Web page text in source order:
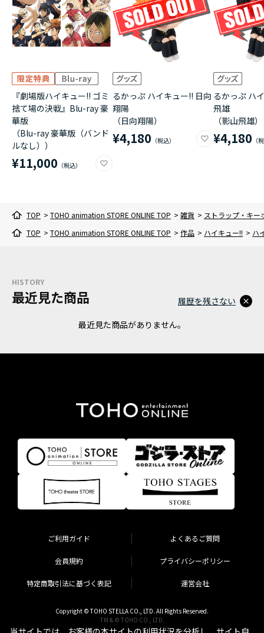
『劇場版ハイキュー!! ゴミ
捨て場の決戦』Blu-ray 豪
華版
（Blu-ray 豪華版（バンド
ルなし））
¥11,000
るかっぷ ハイキュー!! 日向
翔陽
（日向翔陽）
¥4,180
るかっぷ ハ
飛雄
（影山飛雄）
¥4,180
TOP > TOHO animation STORE ONLINE TOP > 雑貨 > ストラップ・キー
TOP > TOHO animation STORE ONLINE TOP > 作品 > ハイキュー!! > ハ
HISTORY
最近見た商品
最近見た商品がありません。
履歴を残さない
ご利用ガイド よくあるご質問
会員規約 プライバシーポリシー
特定商取引法に基づく表記 運営会社
Copyright © TOHO STELLA CO., LTD. All Rights Reserved.
TM & © TOHO CO., LTD.